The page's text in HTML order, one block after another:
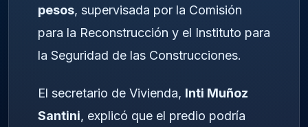
pesos, supervisada por la Comisión
para la Reconstrucción y el Instituto para
la Seguridad de las Construcciones.
El secretario de Vivienda, Inti Muñoz
Santini, explicó que el predio podría